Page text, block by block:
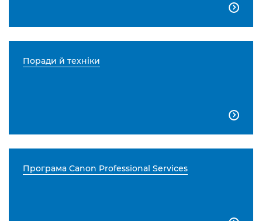

Поради й техніки

Програма Canon Professional Services